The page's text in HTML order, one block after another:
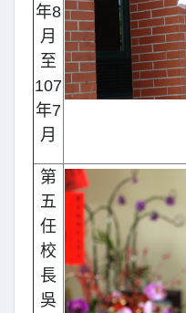
年8
月
至
107
年7
月
第
五
任
校
長
吳